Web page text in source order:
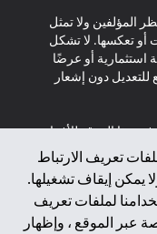
تعريف الارتباط
يمكن إيقاف تشغيلها.
لملفات تعريف
عبر الموقع ، وإظهار
المؤلفين ولا تمثل
أو تعكسها. لا تشكل
استثمارية أو عرضًا
للتعديل دون إشعار
هذا الموقع للأفراد
الأوروبية أو
أو سان مارينو أو
أو خصوصية البيانات
البيانات الشخصية
الموجود في هذه